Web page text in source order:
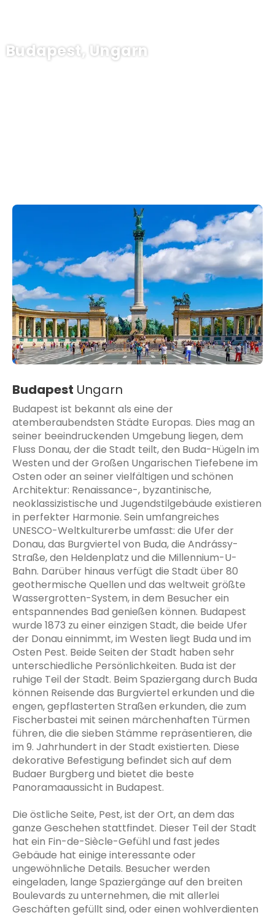
Budapest, Ungarn
Budapest Ungarn
Budapest ist bekannt als eine der
atemberaubendsten Städte Europas. Dies mag an
seiner beeindruckenden Umgebung liegen, dem
Fluss Donau, der die Stadt teilt, den Buda-Hügeln im
Westen und der Großen Ungarischen Tiefebene im
Osten oder an seiner vielfältigen und schönen
Architektur: Renaissance-, byzantinische,
neoklassizistische und Jugendstilgebäude existieren
in perfekter Harmonie. Sein umfangreiches
UNESCO-Weltkulturerbe umfasst: die Ufer der
Donau, das Burgviertel von Buda, die Andrássy-
Straße, den Heldenplatz und die Millennium-U-
Bahn. Darüber hinaus verfügt die Stadt über 80
geothermische Quellen und das weltweit größte
Wassergrotten-System, in dem Besucher ein
entspannendes Bad genießen können. Budapest
wurde 1873 zu einer einzigen Stadt, die beide Ufer
der Donau einnimmt, im Westen liegt Buda und im
Osten Pest. Beide Seiten der Stadt haben sehr
unterschiedliche Persönlichkeiten. Buda ist der
ruhige Teil der Stadt. Beim Spaziergang durch Buda
können Reisende das Burgviertel erkunden und die
engen, gepflasterten Straßen erkunden, die zum
Fischerbastei mit seinen märchenhaften Türmen
führen, die die sieben Stämme repräsentieren, die
im 9. Jahrhundert in der Stadt existierten. Diese
dekorative Befestigung befindet sich auf dem
Budaer Burgberg und bietet die beste
Panoramaaussicht in Budapest.
Die östliche Seite, Pest, ist der Ort, an dem das
ganze Geschehen stattfindet. Dieser Teil der Stadt
hat ein Fin-de-Siècle-Gefühl und fast jedes
Gebäude hat einige interessante oder
ungewöhnliche Details. Besucher werden
eingeladen, lange Spaziergänge auf den breiten
Boulevards zu unternehmen, die mit allerlei
Geschäften gefüllt sind, oder einen wohlverdienten